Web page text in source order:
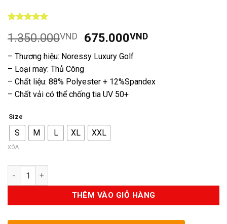
dựa trên
đánh giá
1.350.000VND
Giá
gốc
là:
1.350.000VND.
675.000VNDGiá
675.000VND.
– Thương hiệu: Noressy Luxury Golf
– Loại may: Thủ Công
– Chất liệu: 88% Polyester + 12%Spandex
– Chất vải có thể chống tia UV 50+
Size
S M L XL XXL
XÓA
Số lượng
THÊM VÀO GIỎ HÀNG